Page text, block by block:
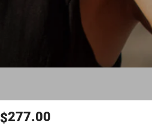
$277.00